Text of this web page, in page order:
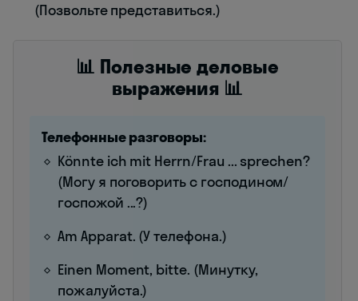
(Позвольте представиться.)
📊 Полезные деловые
выражения 📊
Телефонные разговоры:
Könnte ich mit Herrn/Frau ... sprechen?
(Могу я поговорить с господином/
госпожой ...?)
Am Apparat. (У телефона.)
Einen Moment, bitte. (Минутку,
пожалуйста.)